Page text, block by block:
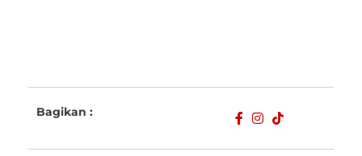
Bagikan :